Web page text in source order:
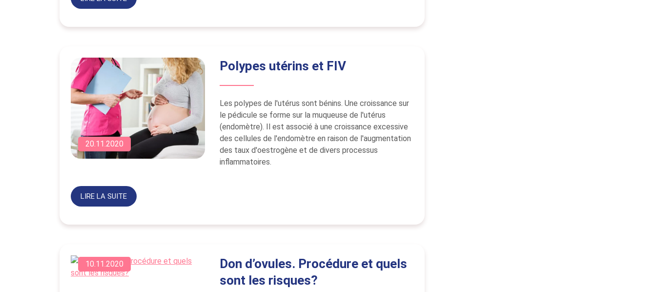
20.11.2020
Polypes utérins et FIV
Les polypes de l'utérus sont bénins. Une croissance sur
le pédicule se forme sur la muqueuse de l'utérus
(endomètre). Il est associé à une croissance excessive
des cellules de l'endomètre en raison de l'augmentation
des taux d'oestrogène et de divers processus
inflammatoires.
LIRE LA SUITE
10.11.2020
Don d’ovules. Procédure et quels
sont les risques?